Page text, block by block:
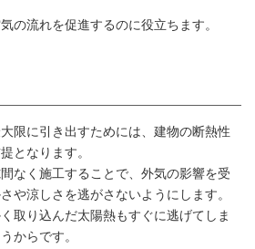
の流れを促進するのに役立ちます。
限に引き出すためには、建物の断熱性
となります。
なく施工することで、外気の影響を受
や涼しさを逃がさないようにします。
取り込んだ太陽熱もすぐに逃げてしま
からです。